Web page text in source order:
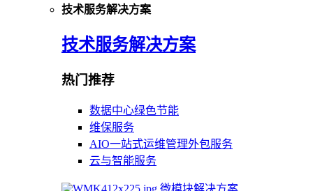
技术服务解决方案
技术服务解决方案
热门推荐
数据中心绿色节能
维保服务
AIO一站式运维管理外包服务
云与智能服务
微模块解决方案